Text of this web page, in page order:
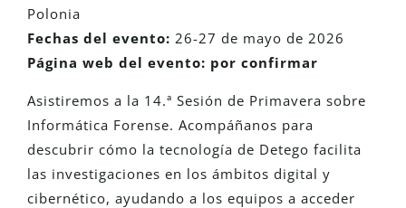
Polonia
Fechas del evento: 26-27 de mayo de 2026
Página web del evento: por confirmar
Asistiremos a la 14.ª Sesión de Primavera sobre
Informática Forense. Acompáñanos para
descubrir cómo la tecnología de Detego facilita
las investigaciones en los ámbitos digital y
cibernético, ayudando a los equipos a acceder